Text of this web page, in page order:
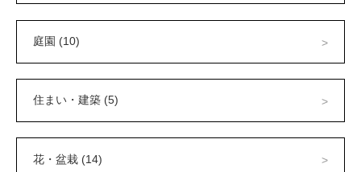
庭園 (10)
住まい・建築 (5)
花・盆栽 (14)